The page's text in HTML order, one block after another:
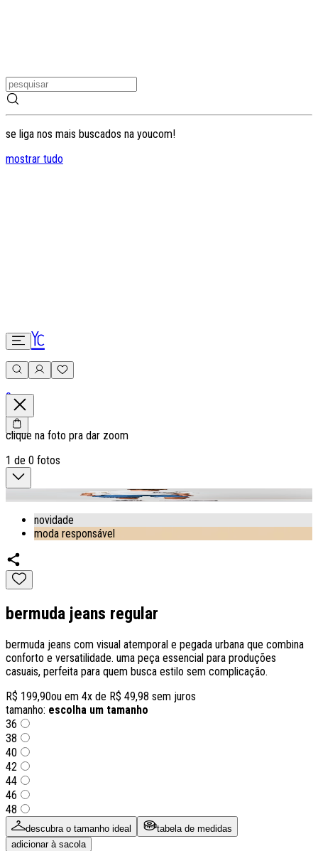
se liga nos mais buscados na youcom!
mostrar tudo
0
clique na foto pra dar zoom
1 de 0 fotos
novidade
moda responsável
bermuda jeans regular
bermuda jeans com visual atemporal e pegada urbana que combina
conforto e versatilidade. uma peça essencial para produções
casuais, perfeita para quem busca estilo sem complicação.
R$ 199,90ou em 4x de R$ 49,98 sem juros
tamanho: escolha um tamanho
36
38
40
42
44
46
48
descubra o tamanho ideal
tabela de medidas
adicionar à sacola